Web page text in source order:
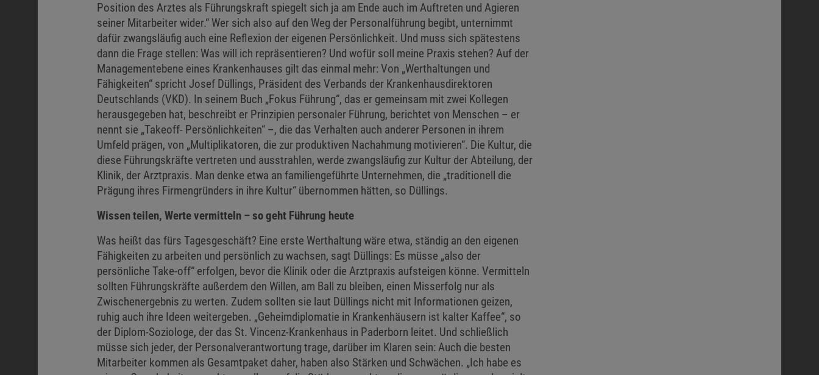
Position des Arztes als Führungskraft spiegelt sich ja am Ende auch im Auftreten und Agieren
seiner Mitarbeiter wider.“ Wer sich also auf den Weg der Personalführung begibt, unternimmt
dafür zwangsläufig auch eine Reflexion der eigenen Persönlichkeit. Und muss sich spätestens
dann die Frage stellen: Was will ich repräsentieren? Und wofür soll meine Praxis stehen? Auf der
Managementebene eines Krankenhauses gilt das einmal mehr: Von „Werthaltungen und
Fähigkeiten“ spricht Josef Düllings, Präsident des Verbands der Krankenhausdirektoren
Deutschlands (VKD). In seinem Buch „Fokus Führung“, das er gemeinsam mit zwei Kollegen
herausgegeben hat, beschreibt er Prinzipien personaler Führung, berichtet von Menschen – er
nennt sie „Takeoff- Persönlichkeiten“ –, die das Verhalten auch anderer Personen in ihrem
Umfeld prägen, von „Multiplikatoren, die zur produktiven Nachahmung motivieren“. Die Kultur, die
diese Führungskräfte vertreten und ausstrahlen, werde zwangsläufig zur Kultur der Abteilung, der
Klinik, der Arztpraxis. Man denke etwa an familiengeführte Unternehmen, die „traditionell die
Prägung ihres Firmengründers in ihre Kultur“ übernommen hätten, so Düllings.
Wissen teilen, Werte vermitteln – so geht Führung heute
Was heißt das fürs Tagesgeschäft? Eine erste Werthaltung wäre etwa, ständig an den eigenen
Fähigkeiten zu arbeiten und persönlich zu wachsen, sagt Düllings: Es müsse „also der
persönliche Take-off“ erfolgen, bevor die Klinik oder die Arztpraxis aufsteigen könne. Vermitteln
sollten Führungskräfte außerdem den Willen, am Ball zu bleiben, einen Misserfolg nur als
Zwischenergebnis zu werten. Zudem sollten sie laut Düllings nicht mit Informationen geizen,
ruhig auch ihre Ideen weitergeben. „Geheimdiplomatie in Krankenhäusern ist kalter Kaffee“, so
der Diplom-Soziologe, der das St. Vincenz-Krankenhaus in Paderborn leitet. Und schließlich
müsse sich jeder, der Personalverantwortung trage, darüber im Klaren sein: Auch die besten
Mitarbeiter kommen als Gesamtpaket daher, haben also Stärken und Schwächen. „Ich habe es